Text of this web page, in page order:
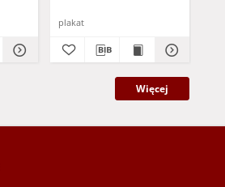
plakat
Więcej